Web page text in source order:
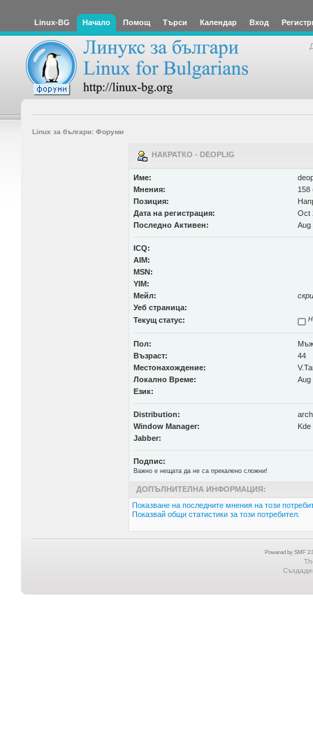
Linux-BG Начало Помощ Търси Календар Вход
Linux за българи: Форуми
НАКРАТКО - DEOPLIG
Име:
Мнения:
158
Позиция:
Дата на регистрация:
Oct
Последно Активен:
Aug
ICQ:
AIM:
MSN:
YIM:
Мейл:
Уеб страница:
Текущ статус:
Пол:
Мъж
Възраст:
44
Местонахождение:
Локално Време:
Aug
Език:
Distribution:
Window Manager:
Kde
Jabber:
Подпис:
Важно е нещата да не са прекалено сложни!
ДОПЪЛНИТЕЛНА ИНФОРМАЦИЯ:
Показване на последните мнения на този
Показвай общи статистики за този потребител.
Powered by SMF